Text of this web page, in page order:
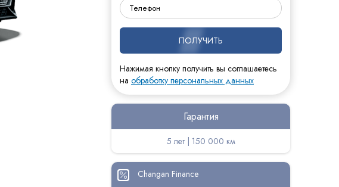
ПОЛУЧИТЬ
Нажимая кнопку получить вы соглашаетесь
на обработку персональных данных
Гарантия
5 лет | 150 000 км
Changan Finance